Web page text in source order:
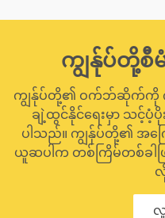
ကျွန်ုပ်တို့စီမံ
ကျွန်ုပ်တို့၏ ဝက်ဘ်ဆိုက်ကို
ချဲ့ထွင်နိုင်ရေးမှာ သင့်
ပါသည်။ ကျွန်ုပ်တို့၏ အက
ယူဆပါက တစ်ကြိမ်တစ်ခါဖြ
လှူ